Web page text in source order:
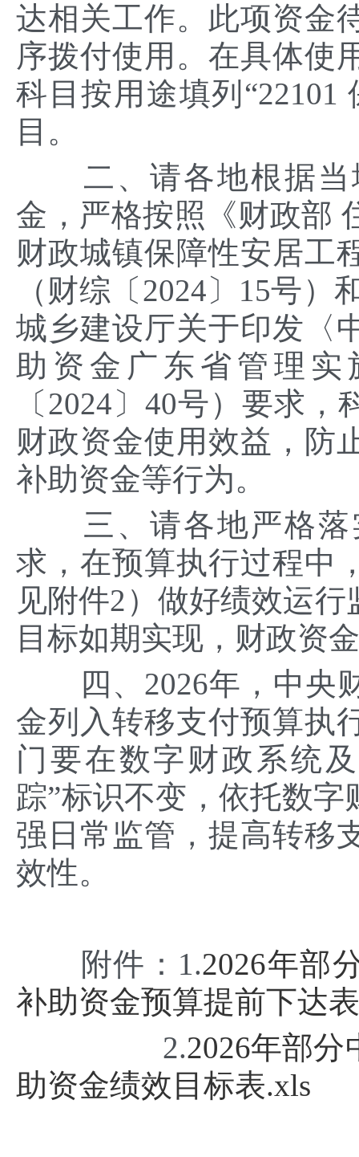
达相关工作。此项资金
序拨付使用。在具体使
科目按用途填列
目。
二、请各地根据当
金，严格按照《财政部
财政城镇保障性安居工
（财综〔2024〕15号
城乡建设厅关于印发〈
助资金广东省管理
〔2024〕40号）要求
财政资金使用效益，防
补助资金等行为。
三、请各地严格落
求，在预算执行过程中
见附件2）做好绩效运
目标如期实现，财政资
四、2026年，中央
金列入转移支付预算执
门要在数字财政系统
踪”标识不变，依托数
强日常监管，提高转移
效性。
附件：1.2026年部
补助资金预算提前下达
2.2026年部
助资金绩效目标表.xls